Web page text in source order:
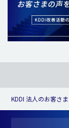
KDDI 法人のお客さま